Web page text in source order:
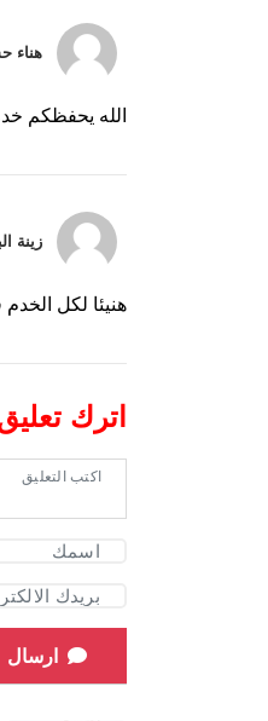
هناء
الله يحفظكم
زينة
هنيئا لكل
اترك
ارسال